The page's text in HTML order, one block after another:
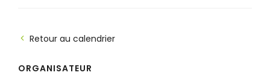
Retour au calendrier
ORGANISATEUR